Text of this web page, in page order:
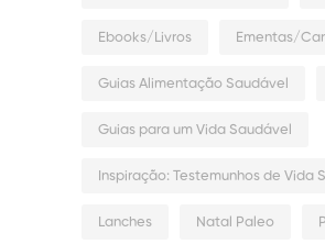
Ebooks/Livros Ementas/
Guias Alimentação Saudável
Guias para um Vida Saudável
Inspiração: Testemunhos de Vida
Lanches Natal Paleo